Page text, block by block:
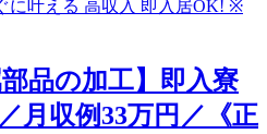
品の加工】即入寮
月収例33万円／《正